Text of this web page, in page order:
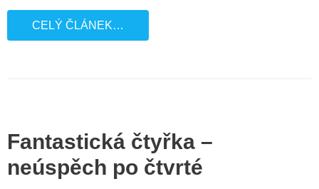
CELÝ ČLÁNEK…
Fantastická čtyřka –
neúspěch po čtvrté